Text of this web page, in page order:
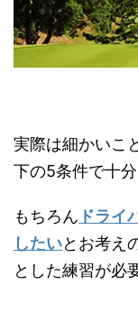
実際は細かいこ
下の5条件で十分
もちろん ドライ
したいとお考え
とした練習が必